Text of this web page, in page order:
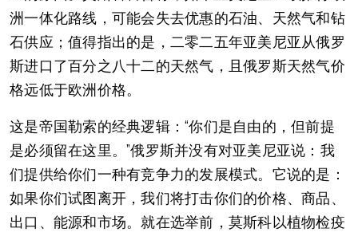
洲一体化路线，可能会失去优惠的石油、天然气和钻
石供应；值得指出的是，二零二五年亚美尼亚从俄罗
斯进口了百分之八十二的天然气，且俄罗斯天然气价
格远低于欧洲价格。
这是帝国勒索的经典逻辑：“你们是自由的，但前提
是必须留在这里。”俄罗斯并没有对亚美尼亚说：我
们提供给你们一种有竞争力的发展模式。它说的是：
如果你们试图离开，我们将打击你们的价格、商品、
出口、能源和市场。就在选举前，莫斯科以植物检疫